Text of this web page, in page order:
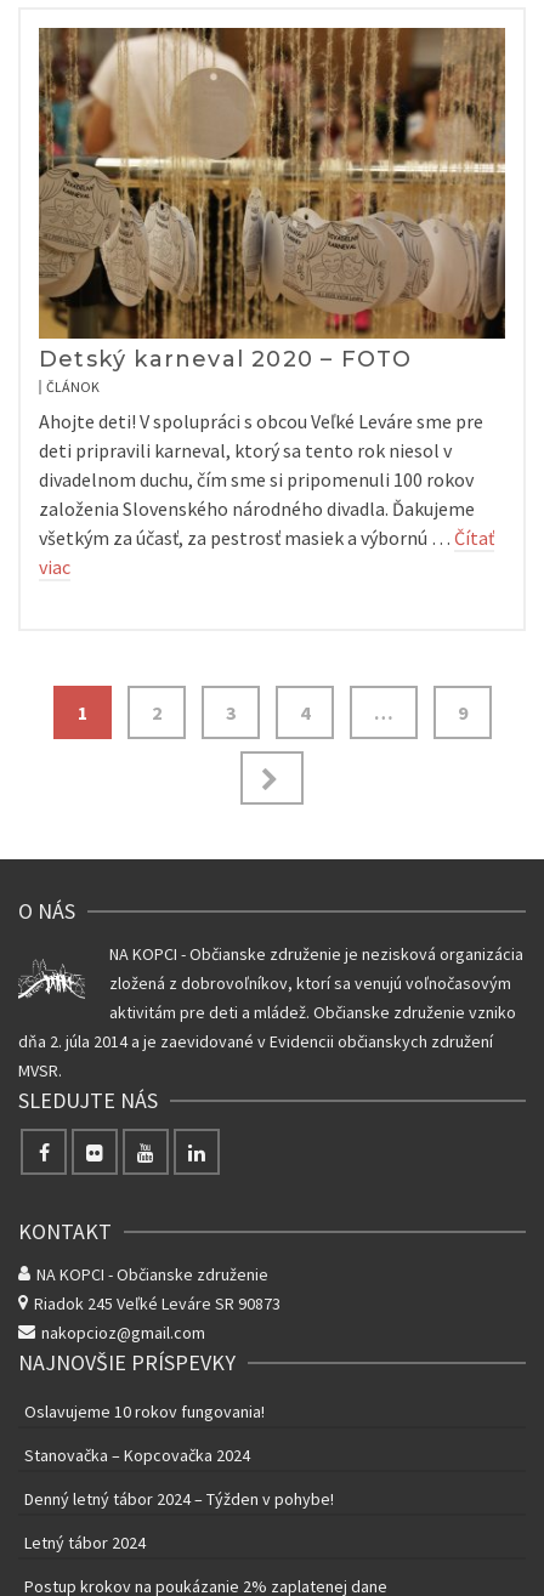
Detský karneval 2020 – FOTO
ČLÁNOK
Ahojte deti! V spolupráci s obcou Veľké Leváre sme pre
deti pripravili karneval, ktorý sa tento rok niesol v
divadelnom duchu, čím sme si pripomenuli 100 rokov
založenia Slovenského národného divadla. Ďakujeme
všetkým za účasť, za pestrosť masiek a výbornú … Čítať
viac
Navigácia
1 2 3 4 … 9
O NÁS
NA KOPCI - Občianske združenie je nezisková organizácia
zložená z dobrovoľníkov, ktorí sa venujú voľnočasovým
aktivitám pre deti a mládež. Občianske združenie vzniko
dňa 2. júla 2014 a je zaevidované v Evidencii občianskych združení
MVSR.
SLEDUJTE NÁS
KONTAKT
NA KOPCI - Občianske združenie
Riadok 245 Veľké Leváre SR 90873
nakopcioz@gmail.com
NAJNOVŠIE PRÍSPEVKY
Oslavujeme 10 rokov fungovania!
Stanovačka – Kopcovačka 2024
Denný letný tábor 2024 – Týžden v pohybe!
Letný tábor 2024
Postup krokov na poukázanie 2% zaplatenej dane